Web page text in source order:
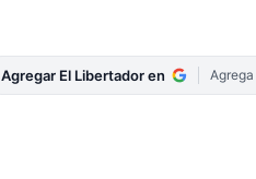
Agregar El Libertador en